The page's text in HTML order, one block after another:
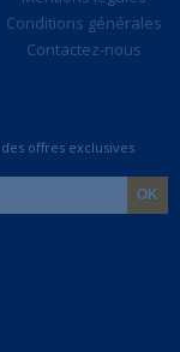
Conditions générales
Contactez-nous
offres exclusives